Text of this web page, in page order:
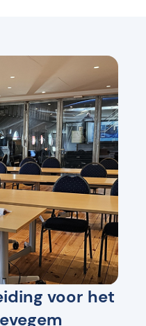
voor het